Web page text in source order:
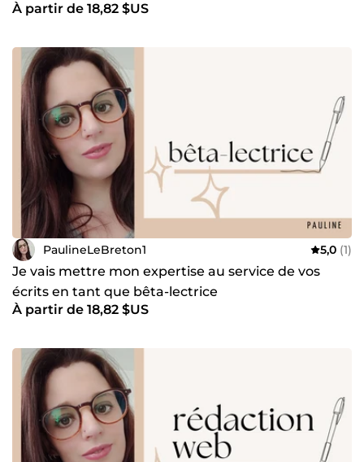
À partir de 18,82 $US
PaulineLeBreton1 5,0 (1)
Je vais mettre mon expertise au service de vos
écrits en tant que bêta-lectrice
À partir de 18,82 $US